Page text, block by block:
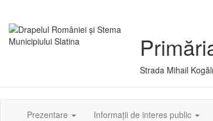
Strada Mihail
Prezentare Informații de interes public